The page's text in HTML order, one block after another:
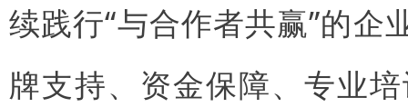
续践行“与合作者共赢”的
牌支持、资金保障、专业